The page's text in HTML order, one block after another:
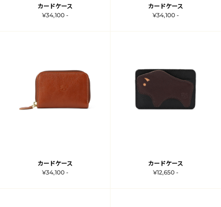
カードケース
¥34,100 -
カードケース
¥34,100 -
カードケース
¥34,100 -
カードケース
¥12,650 -